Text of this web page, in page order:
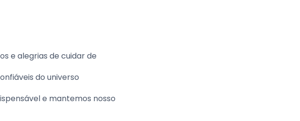
e alegrias de cuidar de
do universo
e mantemos nosso